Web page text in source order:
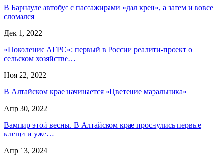
В Барнауле автобус с пассажирами «дал крен», а затем и вовсе
сломался
Дек 1, 2022
«Поколение АГРО»: первый в России реалити-проект о
сельском хозяйстве…
Ноя 22, 2022
В Алтайском крае начинается «Цветение маральника»
Апр 30, 2022
Вампир этой весны. В Алтайском крае проснулись первые
клещи и уже…
Апр 13, 2024